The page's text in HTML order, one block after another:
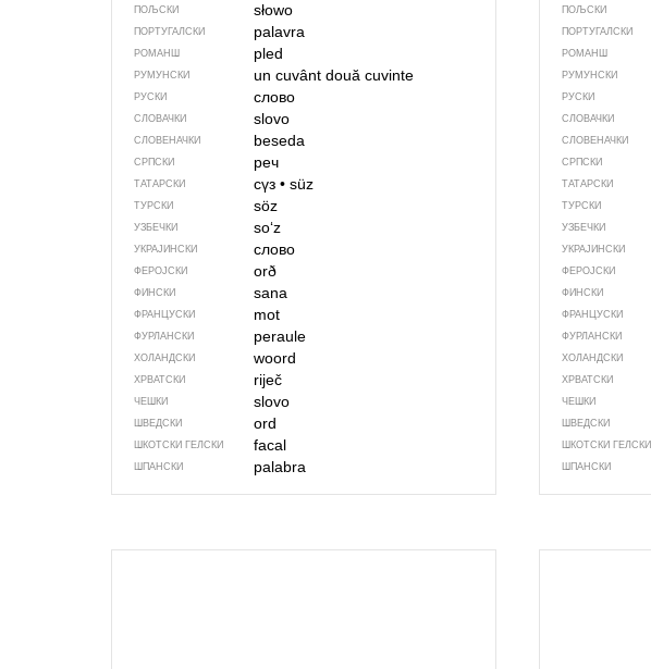
ПОЉСКИ słowo
ПОРТУГАЛСКИ palavra
РОМАНШ pled
РУМУНСКИ un cuvânt două cuvinte
РУСКИ слово
СЛОВАЧКИ slovo
СЛОВЕНАЧКИ beseda
СРПСКИ реч
ТАТАРСКИ сүз •süz
ТУРСКИ söz
УЗБЕЧКИ soʻz
УКРАЈИНСКИ слово
ФЕРОЈСКИ orð
ФИНСКИ sana
ФРАНЦУСКИ mot
ФУРЛАНСКИ peraule
ХОЛАНДСКИ woord
ХРВАТСКИ riječ
ЧЕШКИ slovo
ШВЕДСКИ ord
ШКОТСКИ ГЕЛСКИ facal
ШПАНСКИ palabra
ПОЉСКИ
ПОРТУГАЛСКИ
РОМАНШ
РУМУНСКИ
РУСКИ
СЛОВАЧКИ
СЛОВЕНАЧКИ
СРПСКИ
ТАТАРСКИ
ТУРСКИ
УЗБЕЧКИ
УКРАЈИНСКИ
ФЕРОЈСКИ
ФИНСКИ
ФРАНЦУСКИ
ФУРЛАНСКИ
ХОЛАНДСКИ
ХРВАТСКИ
ЧЕШКИ
ШВЕДСКИ
ШКОТСКИ ГЕЛСКИ
ШПАНСКИ